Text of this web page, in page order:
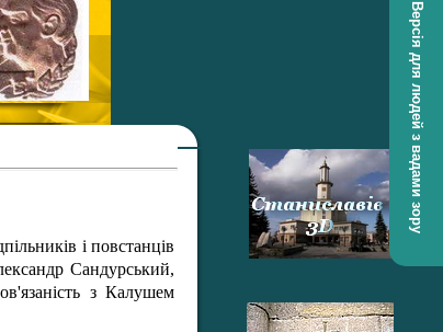
Версія для людей з вадами зору
і повстанців
Сандурський,
з Калушем